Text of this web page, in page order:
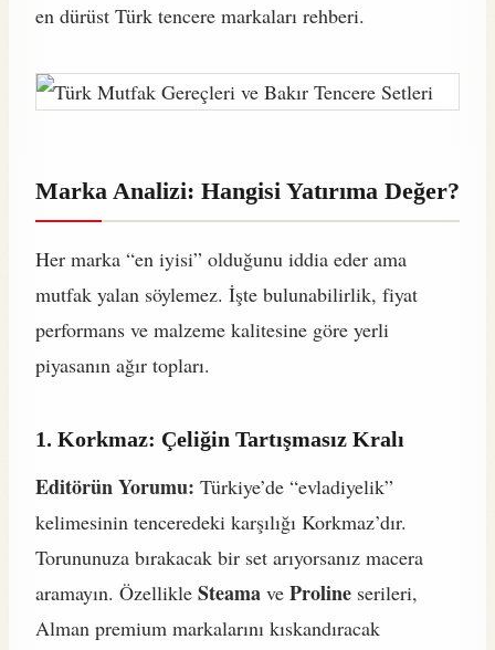
en dürüst Türk tencere markaları rehberi.
Marka Analizi: Hangisi Yatırıma Değer?
Her marka “en iyisi” olduğunu iddia eder ama
mutfak yalan söylemez. İşte bulunabilirlik, fiyat
performans ve malzeme kalitesine göre yerli
piyasanın ağır topları.
1. Korkmaz: Çeliğin Tartışmasız Kralı
Editörün Yorumu: Türkiye’de “evladiyelik”
kelimesinin tenceredeki karşılığı Korkmaz’dır.
Torununuza bırakacak bir set arıyorsanız macera
aramayın. Özellikle Steama ve Proline serileri,
Alman premium markalarını kıskandıracak